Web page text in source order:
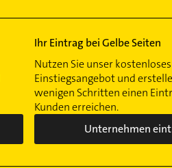
Ihr Eintrag bei Gelbe Seiten
Nutzen Sie unser kostenloses
Einstiegsangebot und
wenigen Schritten einen
Kunden erreichen.
Unternehmen